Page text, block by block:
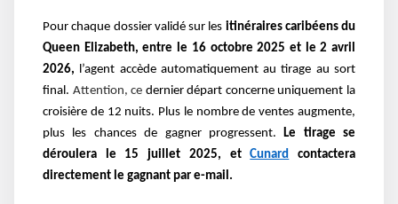
Pour chaque dossier validé sur les itinéraires caribéens du
Queen Elizabeth, entre le 16 octobre 2025 et le 2 avril
2026, l’agent accède automatiquement au tirage au sort
final. Attention, ce dernier départ concerne uniquement la
croisière de 12 nuits. Plus le nombre de ventes augmente,
plus les chances de gagner progressent.
Le tirage se
déroulera le 15 juillet 2025, etCunard
contactera
directement le gagnant par e-mail.